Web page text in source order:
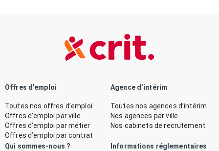
Offres d’emploi
Toutes nos offres d’emploi
Offres d’emploi par ville
Offres d’emploi par métier
Offres d’emploi par contrat
Agence d’intérim
Toutes nos agences d’intérim
Nos agences par ville
Nos cabinets de recrutement
Qui sommes-nous ? Informations réglementaires